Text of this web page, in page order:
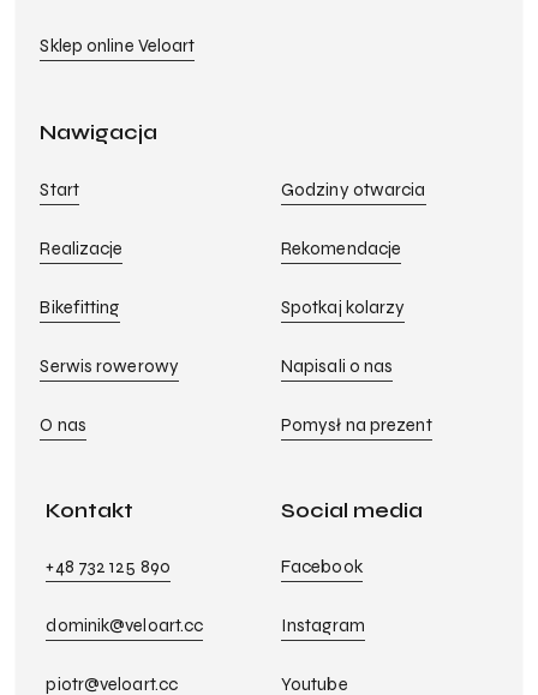
Sklep online Veloart
Nawigacja
Start
Realizacje
Bikefitting
Serwis rowerowy
O nas
Godziny otwarcia
Rekomendacje
Spotkaj kolarzy
Napisali o nas
Pomysł na prezent
Kontakt
+48 732 125 890
dominik@veloart.cc
piotr@veloart.cc
Social media
Facebook
Instagram
Youtube